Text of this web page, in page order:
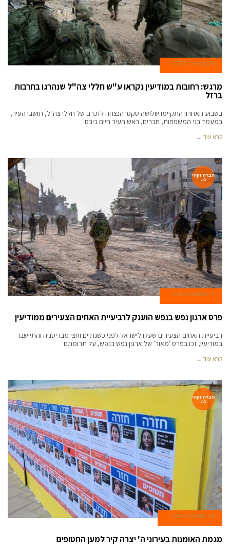
18 בדצמבר 2023
מרגש: רחובות במודיעין נקראו ע"ש חללי צה"ל שנהרגו בחרבות
ברזל
בשבוע האחרון התקיימו שלושה טקסי הנצחה לזכרם של חללי צה"ל, תושבי העיר,
במעמד בני המשפחות, חברים, ראש העיר חיים ביבס
קרא עוד ←
חברה וקהי
לה
17 בדצמבר 2023
פרס ארגון נפש בנפש הוענק לרביעיית האחים הצעירים ממודיעין
רביעיית האחים הצעירים שעלו לישראל לפני כשנתיים וחצי מבריטניה והתיישבו
במודיעין, זכו בפרס 'מאור' של ארגון נפש בנפש, על תרומתם
קרא עוד ←
חברה וקהי
לה
30 בנובמבר 2023
מגמת האומנות בעירוני ה' יצרה קיר למען החטופים